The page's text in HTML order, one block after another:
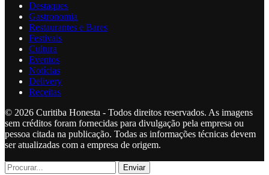
Destaques
Gastronomia
Restaurantes e Bares
Festivais
Cultura
Eventos
Notícias
Delivery
Receitas
© 2026 Curitiba Honesta - Todos direitos reservados. As imagens
sem créditos foram fornecidas para divulgação pela empresa ou
pessoa citada na publicação. Todas as informações técnicas devem
ser atualizadas com a empresa de origem.
Enviar